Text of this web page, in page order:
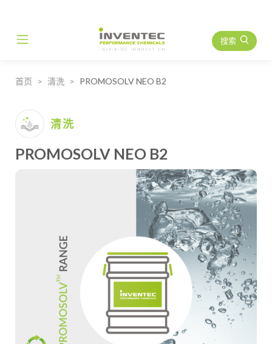
Main Navigation 搜索
首页 清洗 PROMOSOLV NEO B2
清洗
PROMOSOLV NEO B2